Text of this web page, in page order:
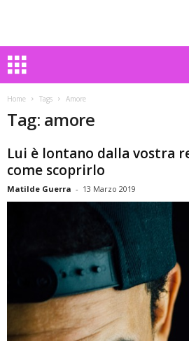
Home Tags Amore
Tag: amore
Lui è lontano dalla vostra
come scoprirlo
Matilde Guerra - 13 Marzo 2019